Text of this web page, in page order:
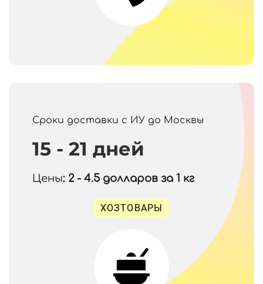
Сроки доставки с ИУ до Москвы
15 - 21 дней
Цены: 2 - 4.5 долларов за 1 кг
ХОЗТОВАРЫ